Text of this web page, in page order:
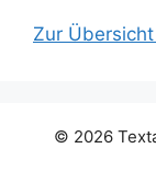
Zur
© 2026